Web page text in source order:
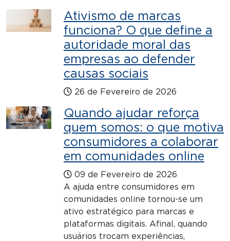
Ativismo de marcas
funciona? O que define a
autoridade moral das
empresas ao defender
causas sociais
26 de Fevereiro de 2026
Quando ajudar reforça
quem somos: o que motiva
consumidores a colaborar
em comunidades online
09 de Fevereiro de 2026
A ajuda entre consumidores em
comunidades online tornou-se um
ativo estratégico para marcas e
plataformas digitais. Afinal, quando
usuários trocam experiências,